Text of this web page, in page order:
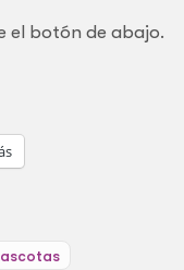
el botón de abajo.